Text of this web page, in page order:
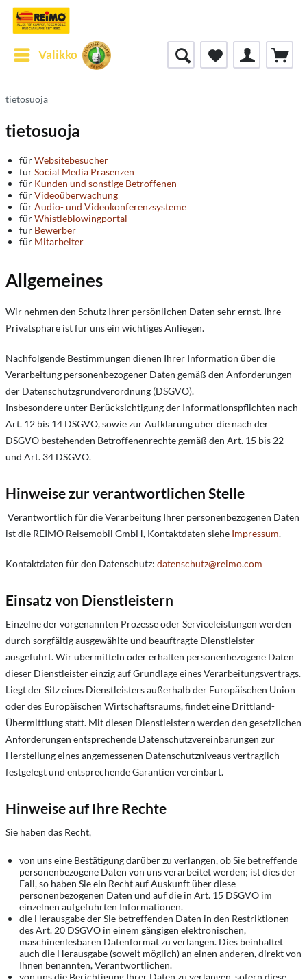
Valikko
tietosuoja
tietosuoja
fürWebsitebesucher
fürSocial Media Präsenzen
für Kunden und sonstige Betroffenen
fürVideoüberwachung
fürAudio- und Videokonferenzsysteme
fürWhistleblowingportal
für Bewerber
für Mitarbeiter
Allgemeines
Wir nehmen den Schutz Ihrer persönlichen Daten sehr ernst. Ihre
Privatsphäre ist für uns ein wichtiges Anliegen.
Nachfolgende Bestimmungen dienen Ihrer Information über die
Verarbeitung personenbezogener Daten gemäß den Anforderungen
der Datenschutzgrundverordnung (DSGVO).
Insbesondere unter Berücksichtigung der Informationspflichten nach
Art. 12 bis 14 DSGVO, sowie zur Aufklärung über die nach der
DSGVO bestehenden Betroffenenrechte gemäß den Art. 15 bis 22
und Art. 34 DSGVO.
Hinweise zur verantwortlichen Stelle
Verantwortlich für die Verarbeitung Ihrer personenbezogenen Daten
ist die REIMO Reisemobil GmbH, Kontaktdaten siehe Impressum.
Kontaktdaten für den Datenschutz: datenschutz@reimo.com
Einsatz von Dienstleistern
Einzelne der vorgenannten Prozesse oder Serviceleistungen werden
durch sorgfältig ausgewählte und beauftragte Dienstleister
ausgeführt. Wir übermitteln oder erhalten personenbezogene Daten
dieser Dienstleister einzig auf Grundlage eines Verarbeitungsvertrags.
Liegt der Sitz eines Dienstleisters außerhalb der Europäischen Union
oder des Europäischen Wirtschaftsraums, findet eine Drittland-
Übermittlung statt. Mit diesen Dienstleistern werden den gesetzlichen
Anforderungen entsprechende Datenschutzvereinbarungen zur
Herstellung eines angemessenen Datenschutzniveaus vertraglich
festgelegt und entsprechende Garantien vereinbart.
Hinweise auf Ihre Rechte
Sie haben das Recht,
von uns eine Bestätigung darüber zu verlangen, ob Sie betreffende
personenbezogene Daten von uns verarbeitet werden; ist dies der
Fall, so haben Sie ein Recht auf Auskunft über diese
personenbezogenen Daten und auf die in Art. 15 DSGVO im
einzelnen aufgeführten Informationen.
die Herausgabe der Sie betreffenden Daten in den Restriktionen
des Art. 20 DSGVO in einem gängigen elektronischen,
maschinenlesbaren Datenformat zu verlangen. Dies beinhaltet
auch die Herausgabe (soweit möglich) an einen anderen, direkt von
Ihnen benannten, Verantwortlichen.
von uns die Berichtigung Ihrer Daten zu verlangen, sofern diese